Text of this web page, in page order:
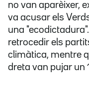
no van aparèixer,
va acusar els
una
retrocedir els
climàtica, mentre
dreta van pujar un